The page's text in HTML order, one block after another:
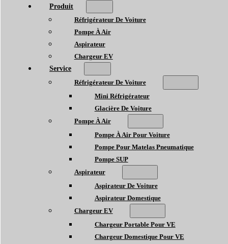
Produit
Réfrigérateur De Voiture
Pompe À Air
Aspirateur
Chargeur EV
Service
Réfrigérateur De Voiture
Mini Réfrigérateur
Glacière De Voiture
Pompe À Air
Pompe À Air Pour Voiture
Pompe Pour Matelas Pneumatique
Pompe SUP
Aspirateur
Aspirateur De Voiture
Aspirateur Domestique
Chargeur EV
Chargeur Portable Pour VE
Chargeur Domestique Pour VE